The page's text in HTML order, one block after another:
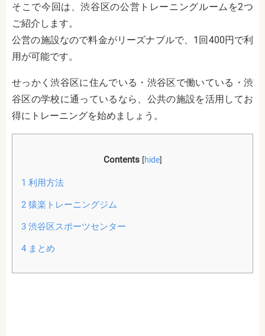
そこで今回は、渋谷区の公営トレーニングルームを2つ
ご紹介します。
公営の施設なので料金がリーズナブルで、1回400円で利
用が可能です。
せっかく渋谷区に住んでいる・渋谷区で働いている・渋
谷区の学校に通っているなら、公共の施設を活用してお
得にトレーニングを始めましょう。
Contents [hide]
1 利用方法
2猿楽トレーニングジム
3渋谷区スポーツセンター
4まとめ